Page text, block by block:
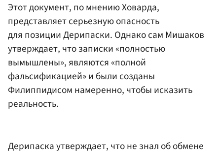
Этот документ, по мнению Ховарда,
представляет серьезную опасность
для позиции Дерипаски. Однако сам Мишаков
утверждает, что записки «полностью
вымышлены», являются «полной
фальсификацией» и были созданы
Филиппидисом намеренно, чтобы исказить
реальность.
Дерипаска утверждает, что не знал об обмене